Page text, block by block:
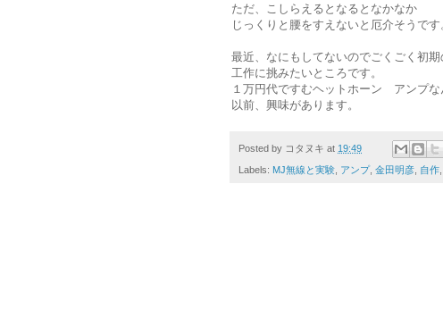
ただ、こしらえるとなるとなかなか
じっくりと腰をすえないと厄介そうです
最近、なにもしてないのでごくごく初期
工作に挑みたいところです。
１万円代ですむヘットホーン アンプな
以前、興味があります。
Posted by コタヌキ at 19:49
Labels: MJ無線と実験 アンプ, 金田明彦 自作